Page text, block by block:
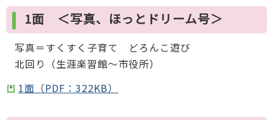
ら
1面 ＜写真、ほっとドリーム号＞
写真＝すくすく子育て どろんこ遊び
北回り（生涯楽習館～市役所）
1面（PDF：322KB）